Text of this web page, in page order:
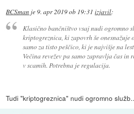
BCSman je9. apr 2019 ob 19:31 izjavil:
Klasično bančništvo vsaj nudi ogromno
kriptogreznica, ki zapovrh še
samo za tisto peščico, ki je najvišje na
Večina revežev pa samo zapravlja čas in
v scamih. Potrebna je regulacija.
Tudi "kriptogreznica" nudi ogromno